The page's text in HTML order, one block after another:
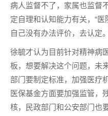
病人监督不了，家属也监督
定自理和认知能力有关，“
自己没有办法评价，去认定
徐毓才认为目前针对精神病
板，想要解决这个问题，未
部门要制定标准，加强医疗
医保基金方面要加强监管，
核，民政部门和公安部门也